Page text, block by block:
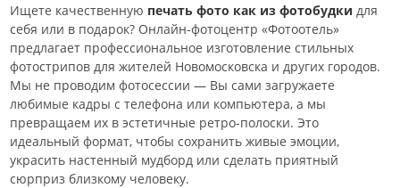
Ищете качественную печать фото как из фотобудки для
себя или в подарок? Онлайн-фотоцентр «Фотоотель»
предлагает профессиональное изготовление стильных
фотострипов для жителей Новомосковска и других городов.
Мы не проводим фотосессии — Вы сами загружаете
любимые кадры с телефона или компьютера, а мы
превращаем их в эстетичные ретро-полоски. Это
идеальный формат, чтобы сохранить живые эмоции,
украсить настенный мудборд или сделать приятный
сюрприз близкому человеку.